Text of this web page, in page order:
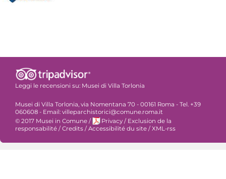
Leggi le recensioni su: Musei di Villa Torlonia
Musei di Villa Torlonia, via Nomentana 70 - 00161 Roma - Tel. +39
060608 - Email: villeparchistorici@comune.roma.it
© 2017 Musei in Comune / Privacy / Exclusion de la
responsabilité /Credits /Accessibilité du site /XML-rss